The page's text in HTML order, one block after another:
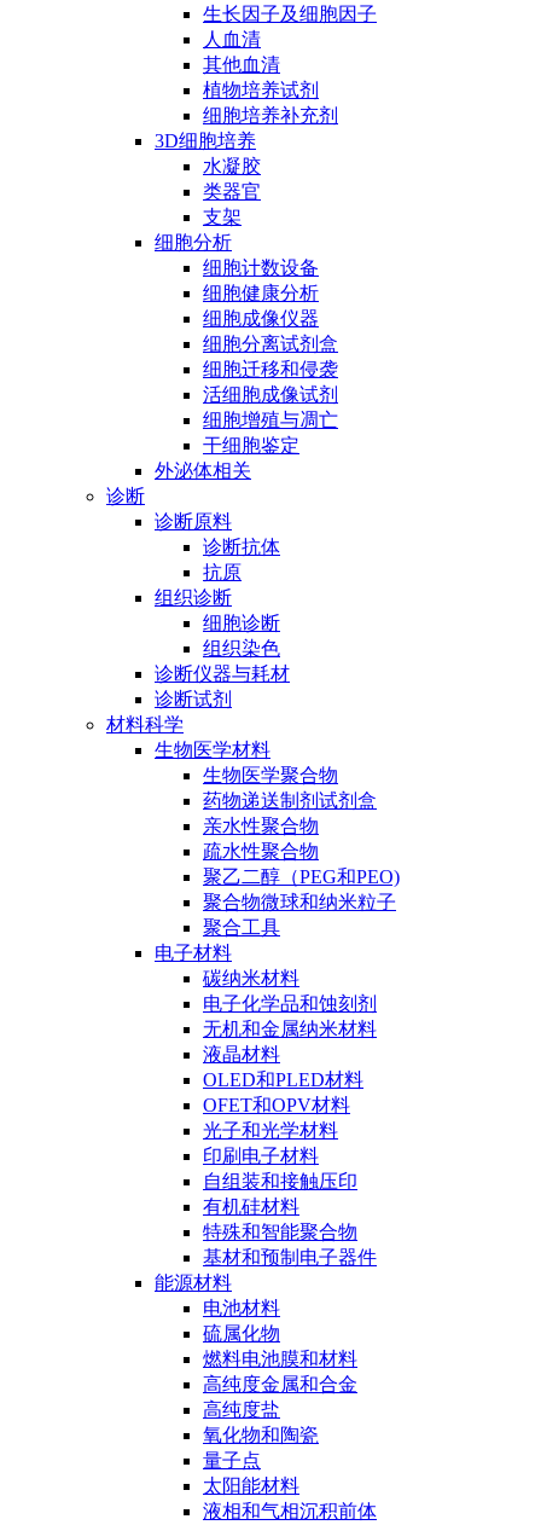
生长因子及细胞因子
人血清
其他血清
植物培养试剂
细胞培养补充剂
3D细胞培养
水凝胶
类器官
支架
细胞分析
细胞计数设备
细胞健康分析
细胞成像仪器
细胞分离试剂盒
细胞迁移和侵袭
活细胞成像试剂
细胞增殖与凋亡
干细胞鉴定
外泌体相关
诊断
诊断原料
诊断抗体
抗原
组织诊断
细胞诊断
组织染色
诊断仪器与耗材
诊断试剂
材料科学
生物医学材料
生物医学聚合物
药物递送制剂试剂盒
亲水性聚合物
疏水性聚合物
聚乙二醇（PEG和PEO)
聚合物微球和纳米粒子
聚合工具
电子材料
碳纳米材料
电子化学品和蚀刻剂
无机和金属纳米材料
液晶材料
OLED和PLED材料
OFET和OPV材料
光子和光学材料
印刷电子材料
自组装和接触压印
有机硅材料
特殊和智能聚合物
基材和预制电子器件
能源材料
电池材料
硫属化物
燃料电池膜和材料
高纯度金属和合金
高纯度盐
氧化物和陶瓷
量子点
太阳能材料
液相和气相沉积前体